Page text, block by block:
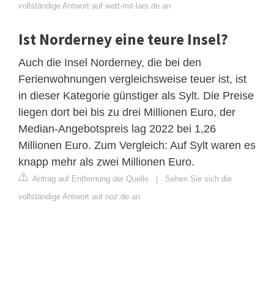
vollständige Antwort auf watt-mit-lars.de an
Ist Norderney eine teure Insel?
Auch die Insel Norderney, die bei den
Ferienwohnungen vergleichsweise teuer ist, ist
in dieser Kategorie günstiger als Sylt. Die Preise
liegen dort bei bis zu drei Millionen Euro, der
Median-Angebotspreis lag 2022 bei 1,26
Millionen Euro. Zum Vergleich: Auf Sylt waren es
knapp mehr als zwei Millionen Euro.
Antrag auf Entfernung der Quelle | Sehen Sie sich die
vollständige Antwort auf noz.de an